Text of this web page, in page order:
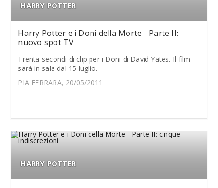
HARRY POTTER
Harry Potter e i Doni della Morte - Parte II:
nuovo spot TV
Trenta secondi di clip per i Doni di David Yates. Il film
sarà in sala dal 15 luglio.
PIA FERRARA, 20/05/2011
HARRY POTTER